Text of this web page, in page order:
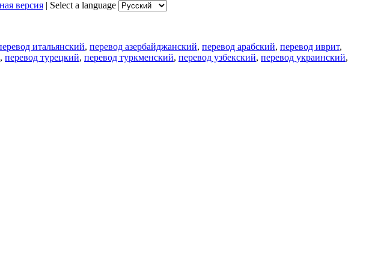
версия | Select a language
итальянский, перевод азербайджанский, перевод арабский, перевод иврит,
, перевод турецкий, перевод туркменский, перевод узбекский, перевод украинский,